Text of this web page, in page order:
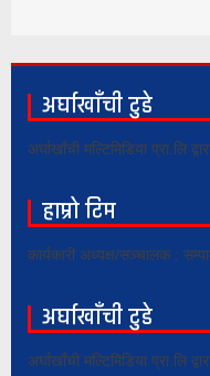
अर्घाखाँची टुडे
अर्घाखाँची मल्टिमिडिया प्रा.लि
हाम्रो टिम
कार्यकारी अध्यक्ष/सञ्चालक :
अर्घाखाँची टुडे
अर्घाखाँची मल्टिमिडिया प्रा.लि